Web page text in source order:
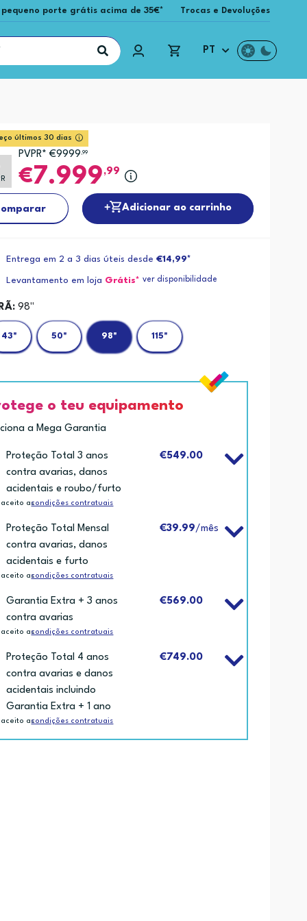
porte grátis acima de 35€* Trocas e Devoluções
PT
últimos 30 dias
PVPR* €9999 ,99
7.999 ,99
Adicionar ao carrinho
Entrega em 2 a 3 dias úteis desde€14,99*
Levantamento em loja Grátis* ver disponibilidade
98"
43" 50" 98" 115"
o teu equipamento
a Mega Garantia
Proteção Total 3 anos
contra avarias, danos
acidentais e roubo/furto
€549.00
aceito ascondições contratuais
Proteção Total Mensal
contra avarias, danos
acidentais e furto
€39.99/mês
aceito ascondições contratuais
Garantia Extra + 3 anos
contra avarias
€569.00
aceito ascondições contratuais
Proteção Total 4 anos
contra avarias e danos
acidentais incluindo
Garantia Extra + 1 ano
€749.00
aceito ascondições contratuais